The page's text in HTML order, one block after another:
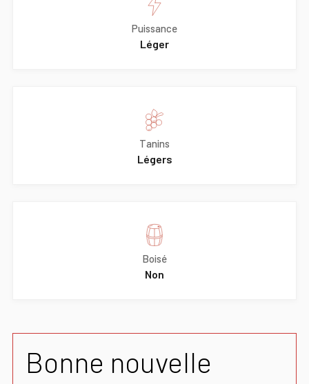
Puissance
Léger
Tanins
Légers
Boisé
Non
Bonne nouvelle